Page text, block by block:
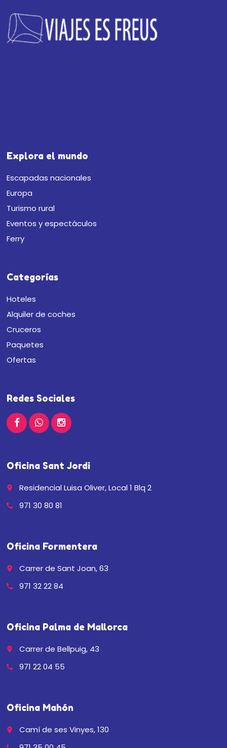
Explora el mundo
Escapadas nacionales
Europa
Turismo rural
Eventos y espectáculos
Ferry
Categorías
Hoteles
Alquiler de coches
Cruceros
Paquetes
Ofertas
Redes Sociales
Oficina Sant Jordi
place Residencial Luisa Oliver, Local 1 Blq 2
call 971 30 80 81
Oficina Formentera
place Carrer de Sant Joan, 63
call 971 32 22 84
Oficina Palma de Mallorca
place Carrer de Bellpuig, 43
call 971 22 04 55
Oficina Mahón
place Camí de ses Vinyes, 130